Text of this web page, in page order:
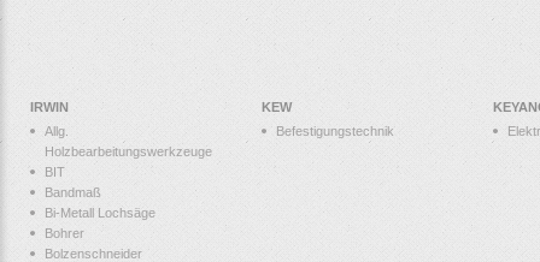
IRWIN
Allg.
Holzbearbeitungswerkzeuge
BIT
Bandmaß
Bi-Metall Lochsäge
Bohrer
Bolzenschneider
KEW
Befestigungstechnik